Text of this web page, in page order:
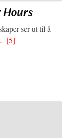
Hours
ser ut til å
[5]